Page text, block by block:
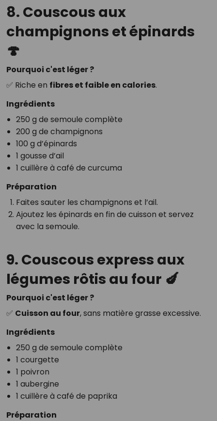
8. Couscous aux
champignons et épinards
🍄
Pourquoi c'est léger ?
✅ Riche en fibres et faible en calories.
Ingrédients
250 g de semoule complète
200 g de champignons
100 g d’épinards
1 gousse d’ail
1 cuillère à café de curcuma
Préparation
Faites sauter les champignons et l’ail.
Ajoutez les épinards en fin de cuisson et servez
avec la semoule.
9. Couscous express aux
légumes rôtis au four 🍆
Pourquoi c'est léger ?
✅ Cuisson au four, sans matière grasse excessive.
Ingrédients
250 g de semoule complète
1 courgette
1 poivron
1 aubergine
1 cuillère à café de paprika
Préparation